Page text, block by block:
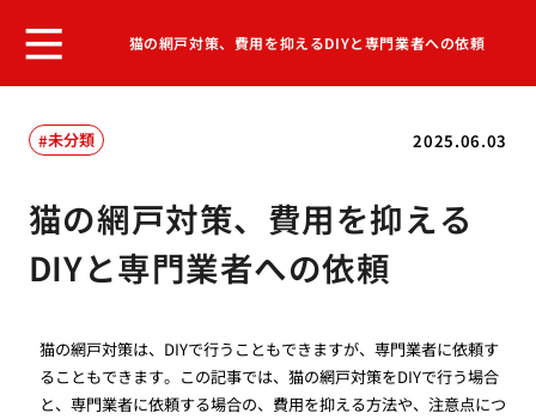
猫の網戸対策、費用を抑えるDIYと専門業者への依頼
2025.06.03
未分類
猫の網戸対策、費用を抑える
DIYと専門業者への依頼
猫の網戸対策は、DIYで行うこともできますが、専門業者に依頼す
ることもできます。この記事では、猫の網戸対策をDIYで行う場合
と、専門業者に依頼する場合の、費用を抑える方法や、注意点につ